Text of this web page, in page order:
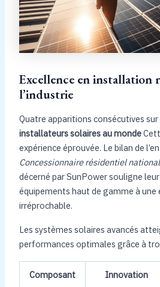
Excellence en installation
l’industrie
Quatre apparitions consécutives sur
installateurs solaires au monde
expérience éprouvée. Le bilan de
Concessionnaire résidentiel national
décerné par SunPower souligne
équipements haut de gamme à une
irréprochable.
Les systèmes solaires avancés
performances optimales grâce à
Composant Innovation